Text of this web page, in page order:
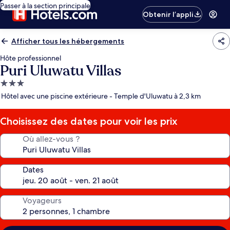
Passer à la section principale
Obtenir l’appli
Afficher tous les hébergements
Hôte professionnel
Puri Uluwatu Villas
Hébergement
3.0 étoiles
Hôtel avec une piscine extérieure - Temple d'Uluwatu à 2,3 km
Choisissez des dates pour voir les prix
Où allez-vous ?
Dates
Voyageurs